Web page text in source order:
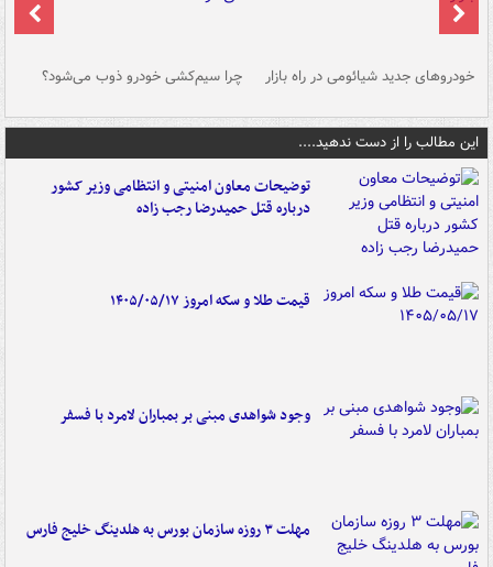
خودروهای جدید شیائومی در راه بازار چرا سیم‌کشی خودرو ذوب می‌شود؟
این مطالب را از دست ندهید....
توضیحات معاون امنیتی و انتظامی وزیر کشور
درباره قتل حمیدرضا رجب زاده
قیمت طلا و سکه امروز ۱۴۰۵/۰۵/۱۷
وجود شواهدی مبنی بر بمباران لامرد با فسفر
مهلت ۳ روزه سازمان بورس به هلدینگ خلیج فارس